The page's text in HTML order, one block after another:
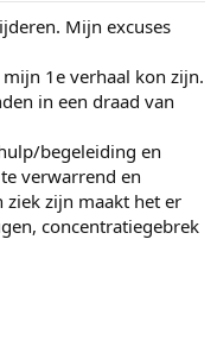
Mijn excuses
1e verhaal kon zijn.
in een draad van
begeleiding en
verwarrend en
zijn maakt het er
concentratiegebrek